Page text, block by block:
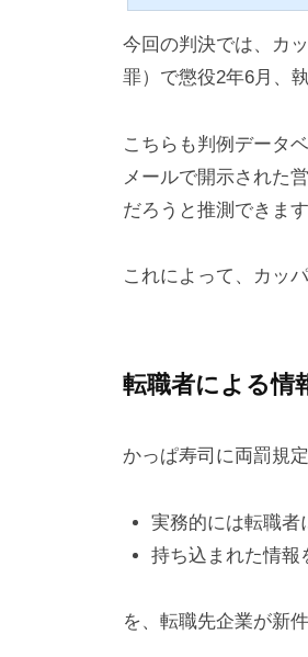
今回の判決では、カ
罪）で懲役2年6月、
こちらも判例データ
メールで開示された
だろうと推測できま
これによって、カッ
転職者による情
かっぱ寿司に両罰規
実務的には転職者
持ち込まれた情報
を、転職先企業が新